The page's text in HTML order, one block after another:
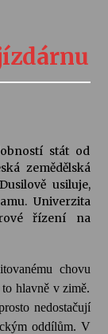
Stávám se
a
stát od
zemědělská
usiluje,
Univerzita
řízení na
chovu
hlavně v zimě.
nedostačují
oddílům. V